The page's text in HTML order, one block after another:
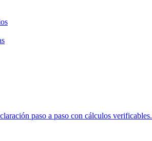
paso a paso con cálculos verificables.